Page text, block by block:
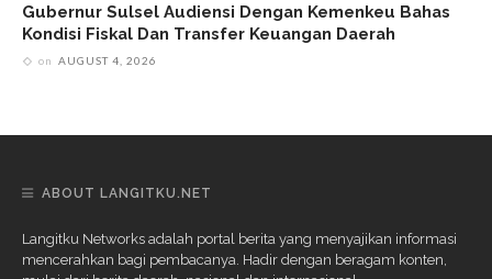
Gubernur Sulsel Audiensi Dengan Kemenkeu Bahas
Kondisi Fiskal Dan Transfer Keuangan Daerah
on AUGUST 4, 2026
ABOUT LANGITKU.NET
Langitku Networks adalah portal berita yang menyajikan informasi
mencerahkan bagi pembacanya. Hadir dengan beragam konten,